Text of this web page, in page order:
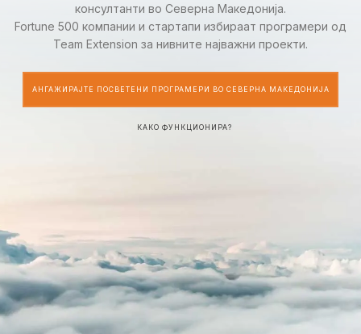
консултанти во Северна Македонија.
Fortune 500 компании и стартапи избираат програмери од
Team Extension за нивните најважни проекти.
АНГАЖИРАЈТЕ ПОСВЕТЕНИ ПРОГРАМЕРИ ВО СЕВЕРНА МАКЕДОНИЈА
КАКО ФУНКЦИОНИРА?